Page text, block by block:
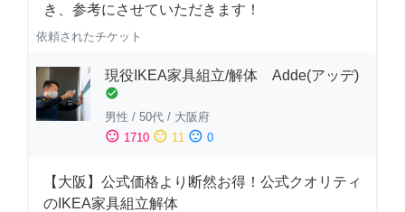
き、参考にさせていただきます！
依頼されたチケット
現役IKEA家具組立/解体 Adde(アッデ)
check_circle
男性 / 50代 / 大阪府
sentiment_satisfied 1710 sentiment_neutral 11 sentiment_dissatisfied 0
【大阪】公式価格より断然お得！公式クオリティ
のIKEA家具組立解体